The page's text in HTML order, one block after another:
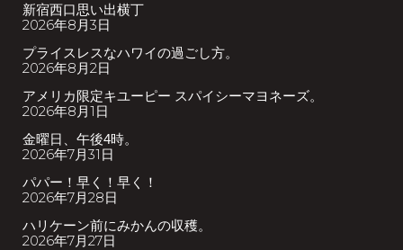
新宿西口思い出横丁
2026年8月3日
プライスレスなハワイの過ごし方。
2026年8月2日
アメリカ限定キユーピー スパイシーマヨネーズ。
2026年8月1日
金曜日、午後4時。
2026年7月31日
パパー！早く！早く！
2026年7月28日
ハリケーン前にみかんの収穫。
2026年7月27日